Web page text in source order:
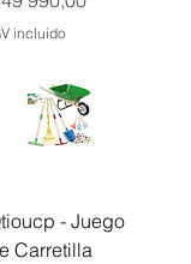
incluido
- Juego
Carretilla